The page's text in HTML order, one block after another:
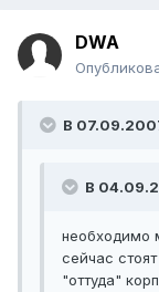
DWA
В
В
необходимо
сейчас
"оттуда"